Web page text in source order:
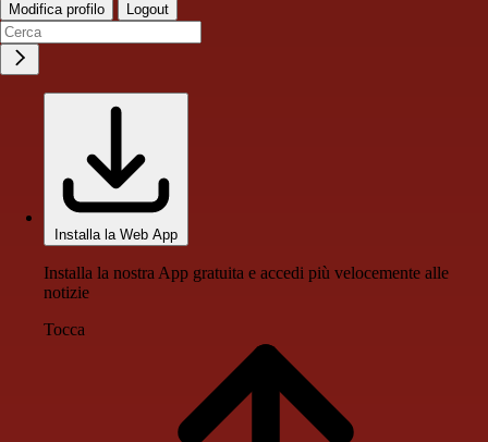
Modifica profilo Logout
Installa la Web App
Installa la nostra App gratuita e accedi più velocemente alle
notizie
Tocca